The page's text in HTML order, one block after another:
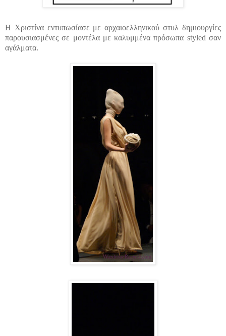
Η Χριστίνα εντυπωσίασε με αρχαιοελληνικού στυλ δημιουργίες
παρουσιασμένες σε μοντέλα με καλυμμένα πρόσωπα styled σαν
αγάλματα.